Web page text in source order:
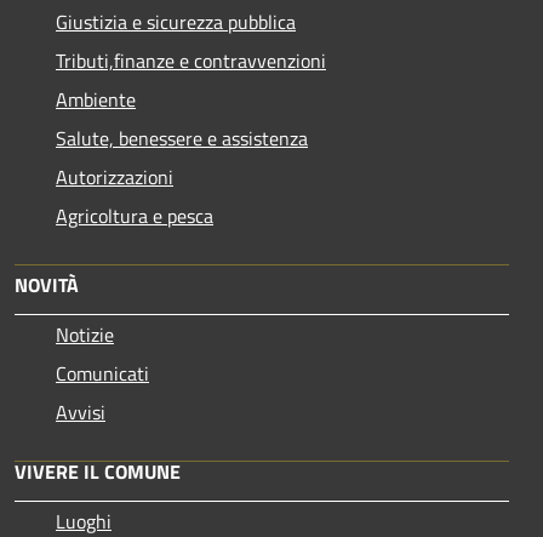
Giustizia e sicurezza pubblica
Tributi,finanze e contravvenzioni
Ambiente
Salute, benessere e assistenza
Autorizzazioni
Agricoltura e pesca
NOVITÀ
Notizie
Comunicati
Avvisi
VIVERE IL COMUNE
Luoghi